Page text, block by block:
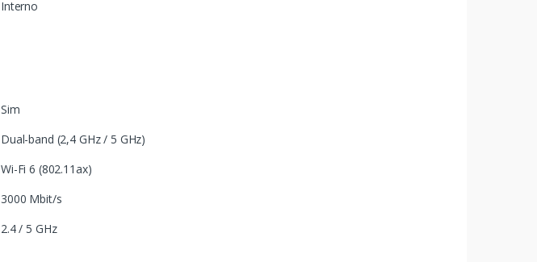
Interno
Sim
Dual-band (2,4 GHz / 5 GHz)
Wi-Fi 6 (802.11ax)
3000 Mbit/s
2.4 / 5 GHz